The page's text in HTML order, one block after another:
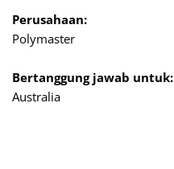
Perusahaan:
Polymaster
Bertanggung jawab untuk:
Australia